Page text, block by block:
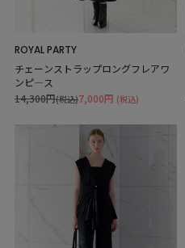
ROYAL PARTY
チェーンストラップロングフレアワ
ンピ―ス
7,000円 (税込)
14,300円(税込)